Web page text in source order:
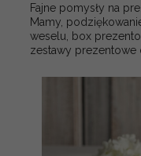
Fajne pomysły na
Mamy,
weselu, box
zestawy prezentowe